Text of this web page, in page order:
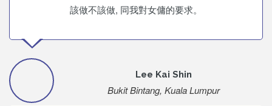
該做不該做, 同我對女傭的要求。
Lee Kai Shin
Bukit Bintang, Kuala Lumpur